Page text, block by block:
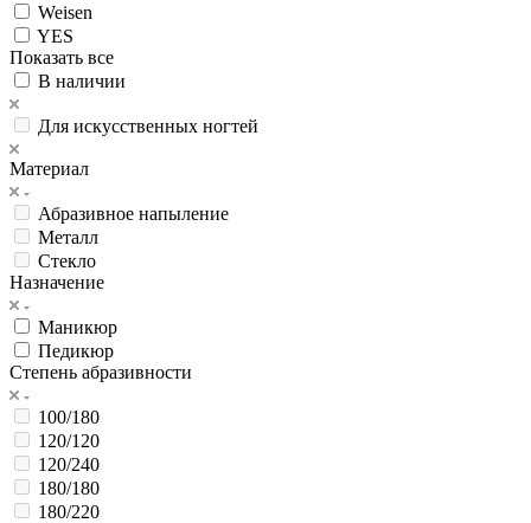
Weisen
YES
Показать все
В наличии
Для искусственных ногтей
Материал
Абразивное напыление
Металл
Стекло
Назначение
Маникюр
Педикюр
Степень абразивности
100/180
120/120
120/240
180/180
180/220